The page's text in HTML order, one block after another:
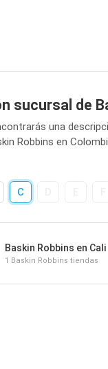
sucursal de
una
Robbins en
C
Baskin Robbins en Cali
1 Baskin Robbins tiendas